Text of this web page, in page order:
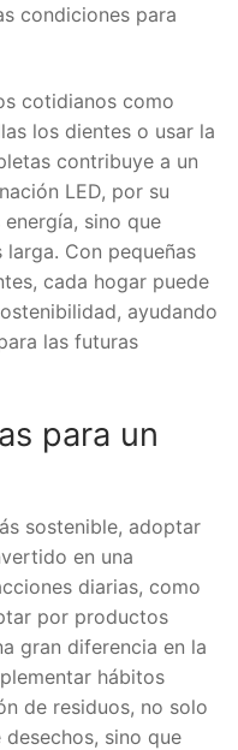
condiciones para
cotidianos como
los dientes o usar la
contribuye a un
LED, por su
sino que
Con pequeñas
cada hogar puede
ayudando
las futuras
para un
sostenible, adoptar
en una
diarias, como
por productos
gran diferencia en la
hábitos
de residuos, no solo
sino que